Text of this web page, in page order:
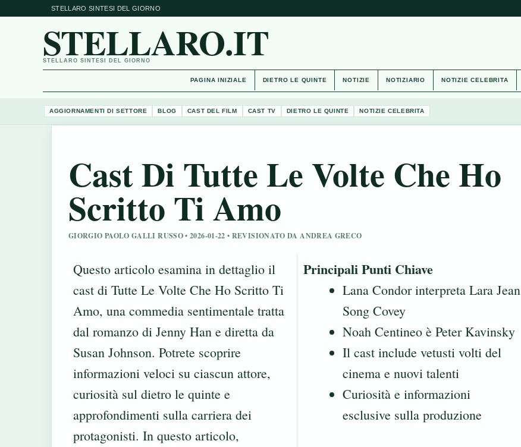
STELLARO SINTESI DEL GIORNO
STELLARO.IT
STELLARO SINTESI DEL GIORNO
PAGINA INIZIALE DIETRO LE QUINTE NOTIZIE NOTIZIARIO NOTIZIE CELEBRITA
AGGIORNAMENTI DI SETTORE BLOG CAST DEL FILM CAST TV DIETRO LE QUINTE NOTIZIE CELEBRITA
Cast Di Tutte Le Volte Che Ho
Scritto Ti Amo
GIORGIO PAOLO GALLI RUSSO • 2026-01-22 • REVISIONATO DA ANDREA GRECO
Questo articolo esamina in dettaglio il
cast di Tutte Le Volte Che Ho Scritto Ti
Amo, una commedia sentimentale tratta
dal romanzo di Jenny Han e diretta da
Susan Johnson. Potrete scoprire
informazioni veloci su ciascun attore,
curiosità sul dietro le quinte e
approfondimenti sulla carriera dei
protagonisti. In questo articolo,
Principali Punti Chiave
Lana Condor interpreta Lara Jean
Song Covey
Noah Centineo è Peter Kavinsky
Il cast include vetusti volti del
cinema e nuovi talenti
Curiosità e informazioni
esclusive sulla produzione